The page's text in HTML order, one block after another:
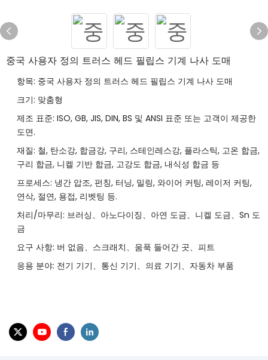
중국 사용자 정의 트러스 헤드 필립스 기계 나사 도매
항목: 중국 사용자 정의 트러스 헤드 필립스 기계 나사 도매
크기: 맞춤형
제조 표준: ISO, GB, JIS, DIN, BS 및 ANSI 표준 또는 고객이 제공한
도면.
재질: 철, 탄소강, 합금강, 구리, 스테인레스강, 플라스틱, 고온 합금,
구리 합금, 니켈 기반 합금, 고강도 합금, 내식성 합금 등
프로세스: 냉간 압조, 펀칭, 터닝, 밀링, 와이어 커팅, 레이저 커팅,
연삭, 절연, 용접, 리벳팅 등.
처리/마무리: 브러싱、아노다이징、아연 도금、니켈 도금、Sn 도
금
요구 사항: 버 없음、스크래치、움푹 들어간 곳、피트
응용 분야: 전기 기기、통신 기기、의료 기기、자동차 부품